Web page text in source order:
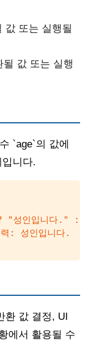
값 또는 실행될
값 또는 실행
`age`의 값에
니다.
인입니다." : "미
환 값 결정, UI
에서 활용될 수